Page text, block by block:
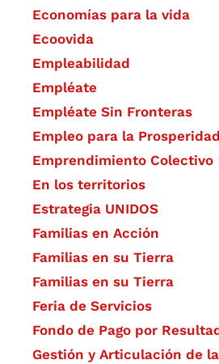
Economías para la vida
Ecoovida
Empleabilidad
Empléate
Empléate Sin Fronteras
Empleo para la Prosperidad
Emprendimiento Colectivo
En los territorios
Estrategia UNIDOS
Familias en Acción
Familias en su Tierra
Familias en su Tierra
Feria de Servicios
Fondo de Pago por
Gestión y Articulación de